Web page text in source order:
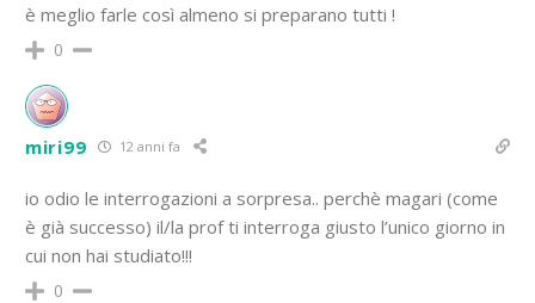
è meglio farle così almeno si preparano tutti !
0
miri99 12 anni fa
io odio le interrogazioni a sorpresa.. perchè magari (come
è già successo) il/la prof ti interroga giusto l’unico giorno in
cui non hai studiato!!!
0